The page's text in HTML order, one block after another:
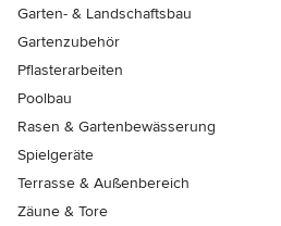
Garten- & Landschaftsbau
Gartenzubehör
Pflasterarbeiten
Poolbau
Rasen & Gartenbewässerung
Spielgeräte
Terrasse & Außenbereich
Zäune & Tore